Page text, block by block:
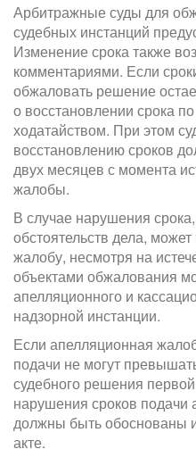
Арбитражные суды для
судебных инстанций
Изменение срока также
комментариями. Если
обжаловать решение
о восстановлении срока
ходатайством. При этом
восстановлению сроков
двух месяцев с момента
жалобы.
В случае нарушения
обстоятельств дела,
жалобу, несмотря на
объектами обжалования
апелляционного и
надзорной инстанции.
Если апелляционная
подачи не могут
судебного решения
нарушения сроков
должны быть обоснованы
акте.